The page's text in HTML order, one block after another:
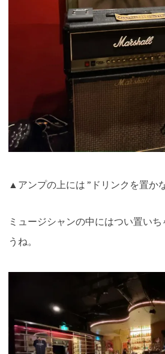
▲アンプの上には ”ドリンクを置か
ミュージシャンの中にはつい置い
うね。